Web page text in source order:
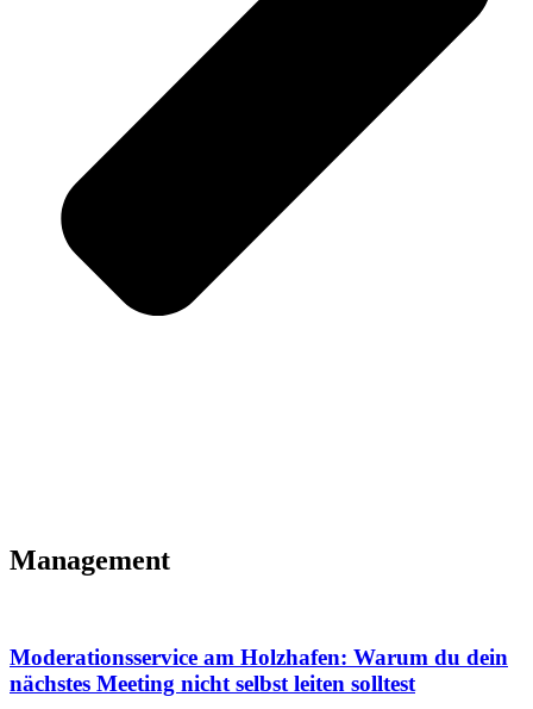
Management
Moderationsservice am Holzhafen: Warum du dein
nächstes Meeting nicht selbst leiten solltest